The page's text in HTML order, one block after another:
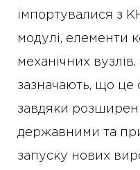
імпортувалися з
модулі, елементи
механічних
зазначають, що
завдяки
державними та
запуску нових